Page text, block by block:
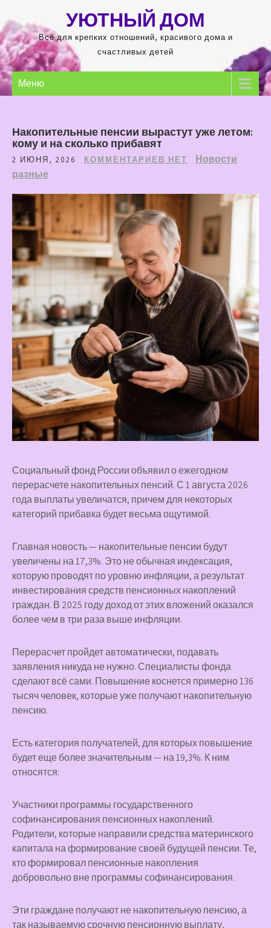
содержимому
УЮТНЫЙ ДОМ
Всё для крепких отношений, красивого дома и
счастливых детей
Меню
Накопительные пенсии вырастут уже летом:
кому и на сколько прибавят
2 ИЮНЯ, 2026 КОММЕНТАРИЕВ НЕТ
Новости
разные
Социальный фонд России объявил о ежегодном
перерасчете накопительных пенсий. С 1 августа 2026
года выплаты увеличатся, причем для некоторых
категорий прибавка будет весьма ощутимой.
Главная новость — накопительные пенсии будут
увеличены на 17,3%. Это не обычная индексация,
которую проводят по уровню инфляции, а результат
инвестирования средств пенсионных накоплений
граждан. В 2025 году доход от этих вложений оказался
более чем в три раза выше инфляции.
Перерасчет пройдет автоматически, подавать
заявления никуда не нужно. Специалисты фонда
сделают всё сами. Повышение коснется примерно 136
тысяч человек, которые уже получают накопительную
пенсию.
Есть категория получателей, для которых повышение
будет еще более значительным — на 19,3%. К ним
относятся:
Участники программы государственного
софинансирования пенсионных накоплений.
Родители, которые направили средства материнского
капитала на формирование своей будущей пенсии. Те,
кто формировал пенсионные накопления
добровольно вне программы софинансирования.
Эти граждане получают не накопительную пенсию, а
так называемую срочную пенсионную выплату,